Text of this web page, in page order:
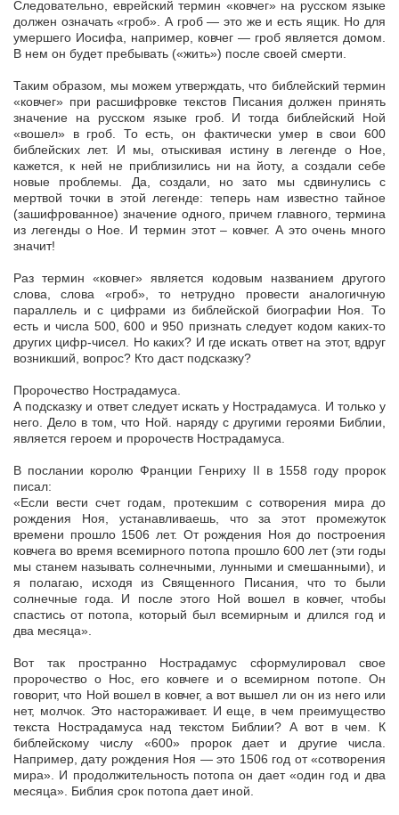
Следовательно, еврейский термин «ковчег» на русском языке
должен означать «гроб». А гроб — это же и есть ящик. Но для
умершего Иосифа, например, ковчег — гроб является домом.
В нем он будет пребывать («жить») после своей смерти.
Таким образом, мы можем утверждать, что библейский термин
«ковчег» при расшифровке текстов Писания должен принять
значение на русском языке гроб. И тогда библейский Ной
«вошел» в гроб. То есть, он фактически умер в свои 600
библейских лет. И мы, отыскивая истину в легенде о Ное,
кажется, к ней не приблизились ни на йоту, а создали себе
новые проблемы. Да, создали, но зато мы сдвинулись с
мертвой точки в этой легенде: теперь нам известно тайное
(зашифрованное) значение одного, причем главного, термина
из легенды о Ное. И термин этот – ковчег. А это очень много
значит!
Раз термин «ковчег» является кодовым названием другого
слова, слова «гроб», то нетрудно провести аналогичную
параллель и с цифрами из библейской биографии Ноя. То
есть и числа 500, 600 и 950 признать следует кодом каких-то
других цифр-чисел. Но каких? И где искать ответ на этот, вдруг
возникший, вопрос? Кто даст подсказку?
Пророчество Нострадамуса.
А подсказку и ответ следует искать у Нострадамуса. И только у
него. Дело в том, что Ной. наряду с другими героями Библии,
является героем и пророчеств Нострадамуса.
В послании королю Франции Генриху II в 1558 году пророк
писал:
«Если вести счет годам, протекшим с сотворения мира до
рождения Ноя, устанавливаешь, что за этот промежуток
времени прошло 1506 лет. От рождения Ноя до построения
ковчега во время всемирного потопа прошло 600 лет (эти годы
мы станем называть солнечными, лунными и смешанными), и
я полагаю, исходя из Священного Писания, что то были
солнечные года. И после этого Ной вошел в ковчег, чтобы
спастись от потопа, который был всемирным и длился год и
два месяца».
Вот так пространно Нострадамус сформулировал свое
пророчество о Нос, его ковчеге и о всемирном потопе. Он
говорит, что Ной вошел в ковчег, а вот вышел ли он из него или
нет, молчок. Это настораживает. И еще, в чем преимущество
текста Нострадамуса над текстом Библии? А вот в чем. К
библейскому числу «600» пророк дает и другие числа.
Например, дату рождения Ноя — это 1506 год от «сотворения
мира». И продолжительность потопа он дает «один год и два
месяца». Библия срок потопа дает иной.